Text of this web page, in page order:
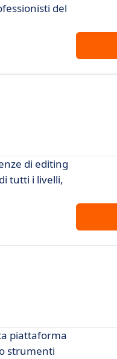
del
di editing
tutti i livelli,
piattaforma
strumenti